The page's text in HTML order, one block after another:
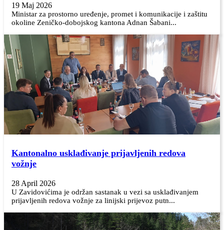
19 Maj 2026
Ministar za prostorno uređenje, promet i komunikacije i zaštitu
okoline Zeničko-dobojskog kantona Adnan Šabani...
Kantonalno usklađivanje prijavljenih redova
vožnje
28 April 2026
U Zavidovićima je održan sastanak u vezi sa usklađivanjem
prijavljenih redova vožnje za linijski prijevoz putn...